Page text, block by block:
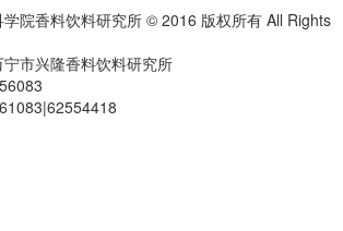
院香料饮料研究所 © 2016 版权所有 All Rights
市兴隆香料饮料研究所